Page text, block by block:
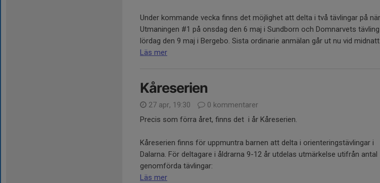
Under kommande vecka finns det möjlighet att delta i två tävlingar på
Utmaningen #1 på onsdag den 6 maj i Sundborn och Domnarvets
lördag den 9 maj i Bergebo. Sista ordinarie anmälan går ut nu vid
Läs mer
Kåreserien
27 apr, 19:30
0 kommentarer
Precis som förra året, finns det i år Kåreserien.
Kåreserien finns för uppmuntra barnen att delta i orienteringstävlingar i
Dalarna. För deltagare i åldrarna 9-12 år utdelas utmärkelse utifrån antal
genomförda tävlingar:
Läs mer